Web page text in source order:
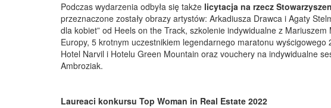
Podczas wydarzenia odbyła się także licytacja na rzecz
przeznaczone zostały obrazy artystów: Arkadiusza Drawca i Agaty
dla kobiet” od Heels on the Track, szkolenie indywidualne z
Europy, 5 krotnym uczestnikiem legendarnego maratonu
Hotel Narvil i Hotelu Green Mountain oraz vouchery na indywidualne
Ambroziak.
Laureaci konkursu Top Woman in Real Estate 2022